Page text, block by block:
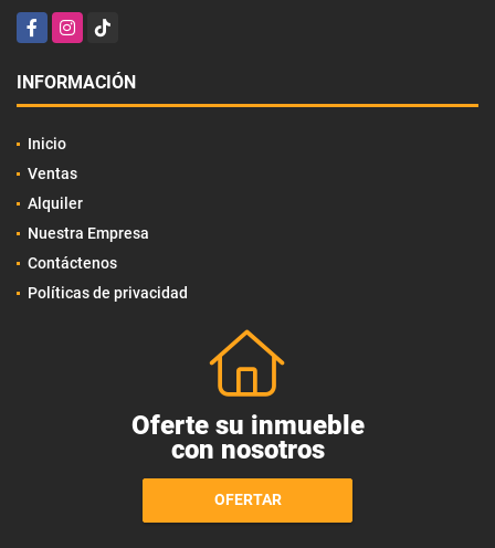
FacebookInstagram
TikTok
INFORMACIÓN
Inicio
Ventas
Alquiler
Nuestra Empresa
Contáctenos
Políticas de privacidad
Oferte su inmueble
con nosotros
OFERTAR